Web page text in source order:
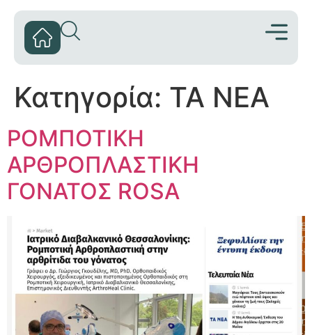
Κατηγορία: ΤΑ ΝΕΑ
ΡΟΜΠΟΤΙΚΗ
ΑΡΘΡΟΠΛΑΣΤΙΚΗ
ΓΟΝΑΤΟΣ ROSA